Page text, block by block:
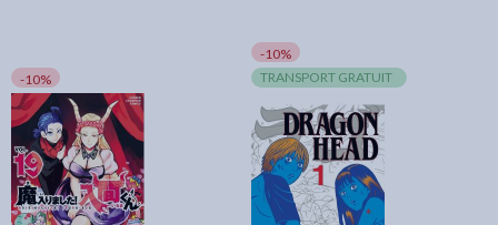
-10%
-10%
TRANSPORT GRATUIT